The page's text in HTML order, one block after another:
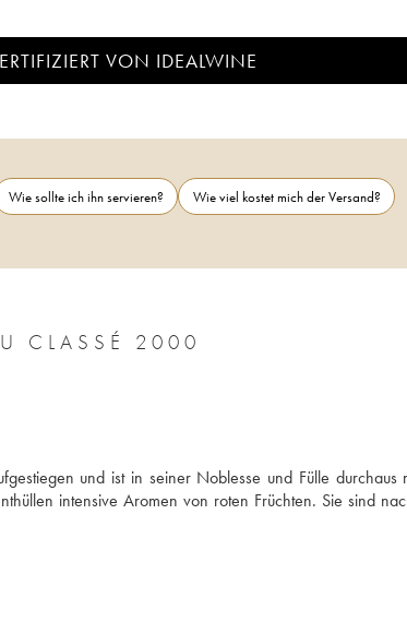
VON IDEALWINE
Wie sollte ich ihn servieren?
Wie viel kostet mich der Versand?
CLASSÉ 2000
und ist in seiner Noblesse und Fülle durchaus
intensive Aromen von roten Früchten. Sie sind